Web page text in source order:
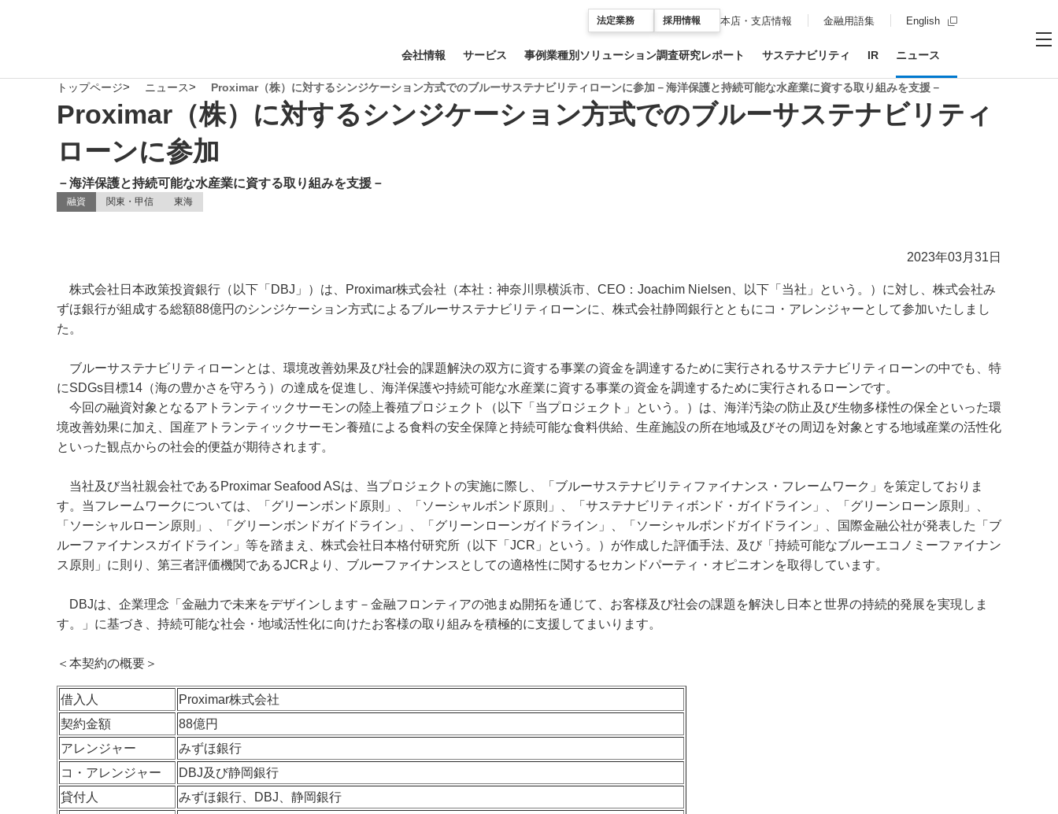
法定業務 採用情報 本店・支店情報 金融用語集 English 新規ウィンドウを開
会社情報 サービス 事例業種別ソリューション調査研究レポート サステナビリティ IR ニュース
トップページ ニュース Proximar（株）に対するシンジケーション方式でのブルーサステナビリティローンに参加－海洋保護と持続可能な水産業に資する取り組みを支援－
Proximar（株）に対するシンジケーション方式でのブルーサステナビリティ
ローンに参加
－海洋保護と持続可能な水産業に資する取り組みを支援－
融資 関東・甲信 東海
2023年03月31日
株式会社日本政策投資銀行（以下「DBJ」）は、Proximar株式会社（本社：神奈川県横浜市、CEO：Joachim Nielsen、以下「当社」という。）に対し、株式会社み
ずほ銀行が組成する総額88億円のシンジケーション方式によるブルーサステナビリティローンに、株式会社静岡銀行とともにコ・アレンジャーとして参加いたしまし
た。
ブルーサステナビリティローンとは、環境改善効果及び社会的課題解決の双方に資する事業の資金を調達するために実行されるサステナビリティローンの中でも、特
にSDGs目標14（海の豊かさを守ろう）の達成を促進し、海洋保護や持続可能な水産業に資する事業の資金を調達するために実行されるローンです。
今回の融資対象となるアトランティックサーモンの陸上養殖プロジェクト（以下「当プロジェクト」という。）は、海洋汚染の防止及び生物多様性の保全といった環
境改善効果に加え、国産アトランティックサーモン養殖による食料の安全保障と持続可能な食料供給、生産施設の所在地域及びその周辺を対象とする地域産業の活性化
といった観点からの社会的便益が期待されます。
当社及び当社親会社であるProximar Seafood ASは、当プロジェクトの実施に際し、「ブルーサステナビリティファイナンス・フレームワーク」を策定しておりま
す。当フレームワークについては、「グリーンボンド原則」、「ソーシャルボンド原則」、「サステナビリティボンド・ガイドライン」、「グリーンローン原則」、
「ソーシャルローン原則」、「グリーンボンドガイドライン」、「グリーンローンガイドライン」、「ソーシャルボンドガイドライン」、国際金融公社が発表した「ブ
ルーファイナンスガイドライン」等を踏まえ、株式会社日本格付研究所（以下「JCR」という。）が作成した評価手法、及び「持続可能なブルーエコノミーファイナン
ス原則」に則り、第三者評価機関であるJCRより、ブルーファイナンスとしての適格性に関するセカンドパーティ・オピニオンを取得しています。
DBJは、企業理念「金融力で未来をデザインします－金融フロンティアの弛まぬ開拓を通じて、お客様及び社会の課題を解決し日本と世界の持続的発展を実現しま
す。」に基づき、持続可能な社会・地域活性化に向けたお客様の取り組みを積極的に支援してまいります。
＜本契約の概要＞
借入人
Proximar株式会社
契約金額
88億円
アレンジャー
みずほ銀行
コ・アレンジャー
DBJ及び静岡銀行
貸付人
みずほ銀行、DBJ、静岡銀行